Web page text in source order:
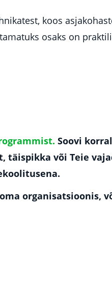
koos
osaks on
Soovi
või Teie
organisatsioonis,